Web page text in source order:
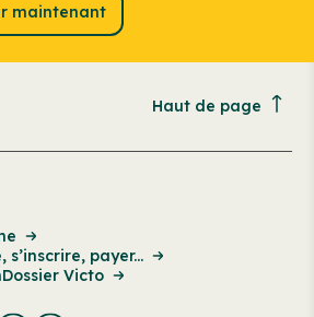
maintenant
Haut de page
payer...
Victo